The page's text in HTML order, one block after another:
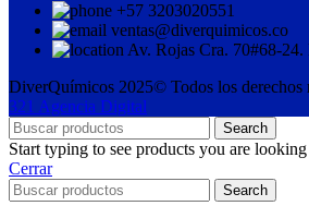
+57 3203020551
ventas@diverquimicos.co
Av. Rojas Cra. 70#68-
DiverQuímicos 2025© Todos los derechos
321 Agencia Digital
Search
Start typing to see products you are
Cerrar
Search